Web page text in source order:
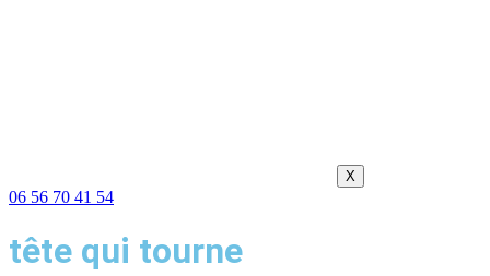
X
06 56 70 41 54
tête qui tourne